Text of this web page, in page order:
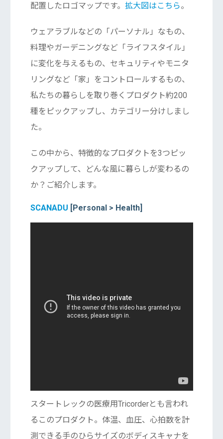
配置したロゴマップです。 拡大図はこちら。
ウェアラブルなどの「パーソナル」なもの、
料理やガーデニングなど「ライフスタイル」
に変化を与えるもの、セキュリティやモニタ
リングなど「家」をコントロールするもの、
私たちの暮らしを取り巻くプロダクト約200
種をピックアップし、カテゴリー分けしまし
た。
この中から、特徴的なプロダクトを3つピッ
クアップして、どんな風に暮らしが変わるの
か？ご紹介します。
SCANADU [Personal > Health]
スタートレックの医療用Tricorderとも言われ
るこのプロダクト。体温、血圧、心拍数を計
測できる手のひらサイズのボディスキャナを